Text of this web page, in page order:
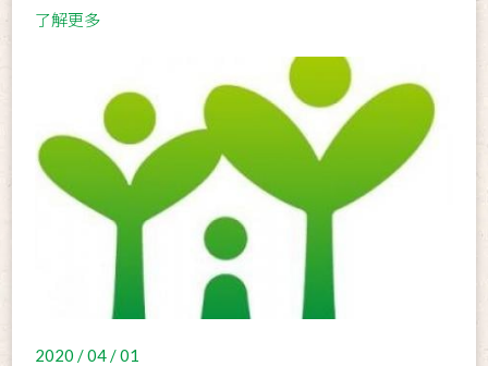
了解更多
2020 / 04 / 01